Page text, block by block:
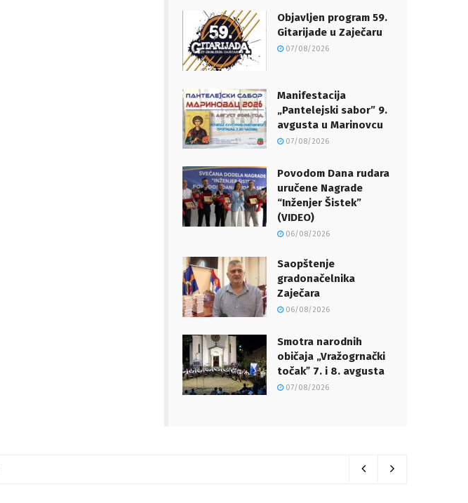
Objavljen program 59.
Gitarijade u Zaječaru
07/08/2026
Manifestacija
„Pantelejski sabor” 9.
avgusta u Marinovcu
07/08/2026
Povodom Dana rudara
uručene Nagrade
“Inženjer Šistek”
(VIDEO)
06/08/2026
Saopštenje
gradonačelnika
Zaječara
06/08/2026
Smotra narodnih
običaja „Vražogrnački
točakˮ 7. i 8. avgusta
07/08/2026